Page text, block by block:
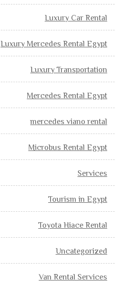
Luxury Car Rental
Luxury Mercedes Rental Egypt
Luxury Transportation
Mercedes Rental Egypt
mercedes viano rental
Microbus Rental Egypt
Services
Tourism in Egypt
Toyota Hiace Rental
Uncategorized
Van Rental Services